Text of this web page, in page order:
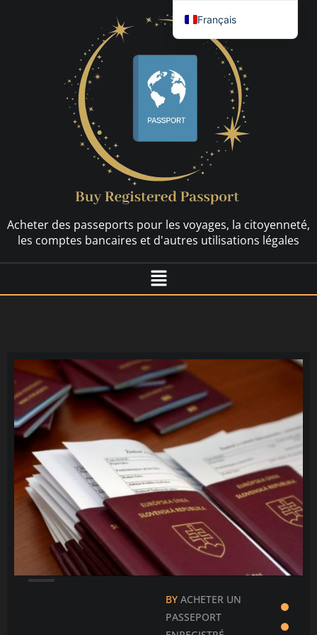
Acheter des passeports pour les voyages, la citoyenneté,
les comptes bancaires et d'autres utilisations légales
BY ACHETER UN
PASSEPORT
Français
English
العربية
简体中文
Español
Nederlands
Deutsch (Sie)
Hrvatski
Svenska
Slovenščina
Bahasa Indonesia
Polski
한국어